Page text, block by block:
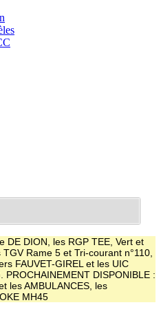
DE DION, les RGP TEE, Vert et
Rame 5 et Tri-courant n°110,
FAUVET-GIREL et les UIC
DISPONIBLE :
les AMBULANCES, les
MH45